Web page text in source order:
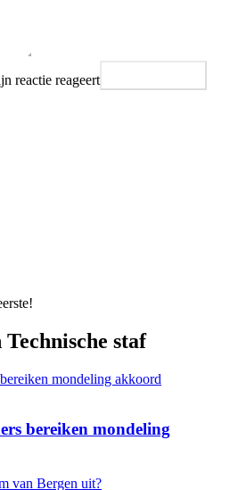
reactie reageert
staf
bereiken mondeling